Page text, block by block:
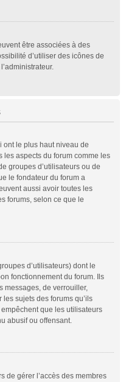
être associées à des
d’utiliser des icônes de
ont le plus haut niveau de
les aspects du forum comme les
groupes d’utilisateurs ou de
le fondateur du forum a
aussi avoir toutes les
forums, selon ce que le
d’utilisateurs) dont le
fonctionnement du forum. Ils
messages, de verrouiller,
sujets des forums qu’ils
que les utilisateurs
abusif ou offensant.
de gérer l’accès des membres